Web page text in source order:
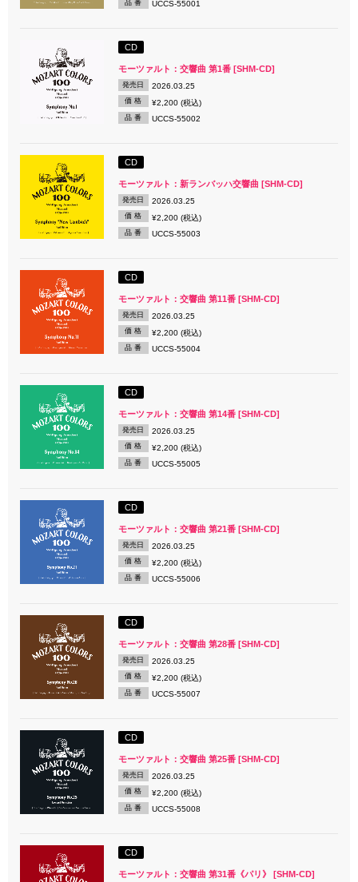
品 番 UCCS-55001
CD
モーツァルト：交響曲 第1番 [SHM-CD]
発売日 2026.03.25
価 格 ¥2,200 (税込)
品 番 UCCS-55002
CD
モーツァルト：新ランバッハ交響曲 [SHM-CD]
発売日 2026.03.25
価 格 ¥2,200 (税込)
品 番 UCCS-55003
CD
モーツァルト：交響曲 第11番 [SHM-CD]
発売日 2026.03.25
価 格 ¥2,200 (税込)
品 番 UCCS-55004
CD
モーツァルト：交響曲 第14番 [SHM-CD]
発売日 2026.03.25
価 格 ¥2,200 (税込)
品 番 UCCS-55005
CD
モーツァルト：交響曲 第21番 [SHM-CD]
発売日 2026.03.25
価 格 ¥2,200 (税込)
品 番 UCCS-55006
CD
モーツァルト：交響曲 第28番 [SHM-CD]
発売日 2026.03.25
価 格 ¥2,200 (税込)
品 番 UCCS-55007
CD
モーツァルト：交響曲 第25番 [SHM-CD]
発売日 2026.03.25
価 格 ¥2,200 (税込)
品 番 UCCS-55008
CD
モーツァルト：交響曲 第31番《パリ》 [SHM-CD]